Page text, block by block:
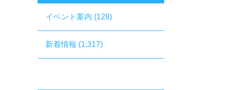
イベント案内 (128)
新着情報 (1,317)